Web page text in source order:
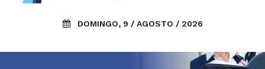
DOMINGO, 9 / AGOSTO / 2026